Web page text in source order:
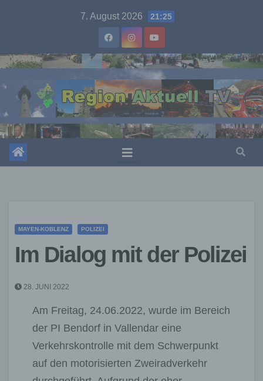
7. August 2026 21:25
MAYEN-KOBLENZ POLIZEI
Im Dialog mit der Polizei
28. JUNI 2022
Am Freitag, 24.06.2022, wurde im Bereich
der PI Bendorf in Vallendar eine
Verkehrskontrolle mit dem Schwerpunkt
auf den motorisierten Zweiradverkehr